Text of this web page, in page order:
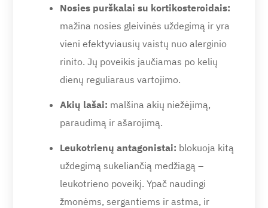
Nosies purškalai su kortikosteroidais:
mažina nosies gleivinės uždegimą ir yra
vieni efektyviausių vaistų nuo alerginio
rinito. Jų poveikis jaučiamas po kelių
dienų reguliaraus vartojimo.
Akių lašai: malšina akių niežėjimą,
paraudimą ir ašarojimą.
Leukotrienų antagonistai: blokuoja kitą
uždegimą sukeliančią medžiagą –
leukotrieno poveikį. Ypač naudingi
žmonėms, sergantiems ir astma, ir